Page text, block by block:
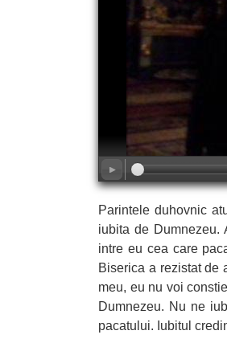
Parintele duhovnic
iubita de Dumnezeu.
intre eu cea care
Biserica a rezistat de
meu, eu nu voi
Dumnezeu. Nu ne
pacatului. Iubitul